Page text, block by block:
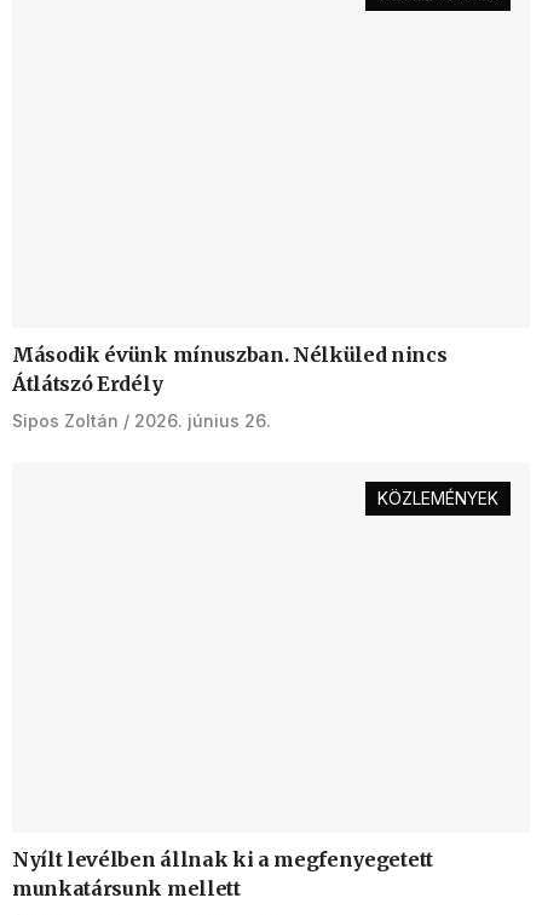
Második évünk mínuszban. Nélküled nincs
Átlátszó Erdély
Sipos Zoltán 2026. június 26.
KÖZLEMÉNYEK
Nyílt levélben állnak ki a megfenyegetett
munkatársunk mellett